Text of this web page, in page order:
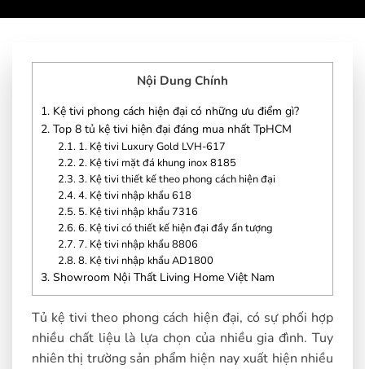
Nội Dung Chính
1. Kệ tivi phong cách hiện đại có những ưu điểm gì?
2. Top 8 tủ kệ tivi hiện đại đáng mua nhất TpHCM
2.1. 1. Kệ tivi Luxury Gold LVH-617
2.2. 2. Kệ tivi mặt đá khung inox 8185
2.3. 3. Kệ tivi thiết kế theo phong cách hiện đại
2.4. 4. Kệ tivi nhập khẩu 618
2.5. 5. Kệ tivi nhập khẩu 7316
2.6. 6. Kệ tivi có thiết kế hiện đại đầy ấn tượng
2.7. 7. Kệ tivi nhập khẩu 8806
2.8. 8. Kệ tivi nhập khẩu AD1800
3. Showroom Nội Thất Living Home Việt Nam
Tủ kệ tivi theo phong cách hiện đại, có sự phối hợp
nhiều chất liệu là lựa chọn của nhiều gia đình. Tuy
nhiên thị trường sản phẩm hiện nay xuất hiện nhiều